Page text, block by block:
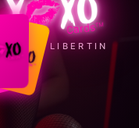
LE JEU LIBERTIN